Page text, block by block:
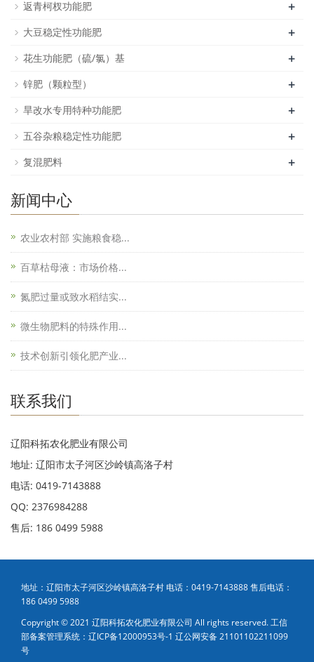
返青柯杈功能肥 +
大豆稳定性功能肥 +
花生功能肥（硫/氯）基 +
锌肥（颗粒型） +
旱改水专用特种功能肥 +
五谷杂粮稳定性功能肥 +
复混肥料 +
新闻中心
农业农村部 实施粮食稳...
百草枯母液：市场价格...
氮肥过量或致水稻结实...
微生物肥料的特殊作用...
技术创新引领化肥产业...
联系我们
辽阳科拓农化肥业有限公司
地址: 辽阳市太子河区沙岭镇高洛子村
电话: 0419-7143888
QQ: 2376984288
售后: 186 0499 5988
地址：辽阳市太子河区沙岭镇高洛子村 电话：0419-7143888 售后电话：
186 0499 5988
Copyright © 2021 辽阳科拓农化肥业有限公司 All rights reserved. 工信
部备案管理系统： 辽ICP备12000953号-1 辽公网安备 21101102211099
号